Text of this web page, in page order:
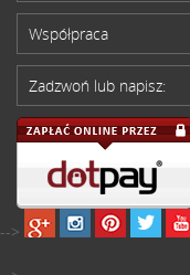
Współpraca
Zadzwoń lub napisz:
-->